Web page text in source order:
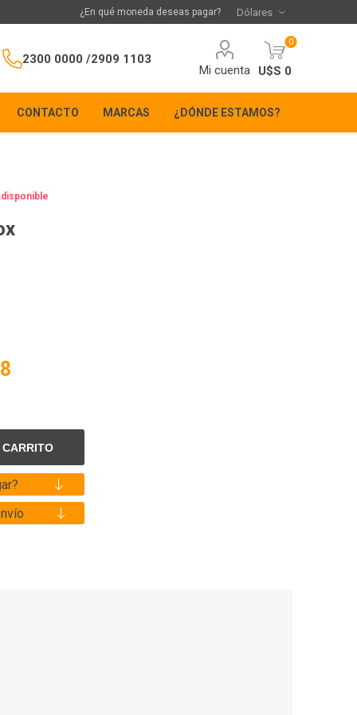
¿En qué moneda deseas pagar?
2300 0000 /2909 1103
Mi cuenta
0
U$S 0
CONTACTO MARCAS ¿DÓNDE ESTAMOS?